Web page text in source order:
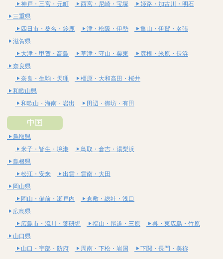
神戸・三宮・元町
西宮・尼崎・宝塚
姫路・加古川・明石
三重県
四日市・桑名・鈴鹿
津・松阪・伊勢
亀山・伊賀・名張
滋賀県
大津・甲賀・高島
草津・守山・栗東
彦根・米原・長浜
奈良県
奈良・生駒・天理
橿原・大和高田・桜井
和歌山県
和歌山・海南・岩出
田辺・御坊・有田
中国
鳥取県
米子・皆生・境港
鳥取・倉吉・湯梨浜
島根県
松江・安来
出雲・雲南・大田
岡山県
岡山・備前・瀬戸内
倉敷・総社・浅口
広島県
広島市・流川・薬研堀
福山・尾道・三原
呉・東広島・竹原
山口県
山口・宇部・防府
周南・下松・岩国 下関・長門・美祢